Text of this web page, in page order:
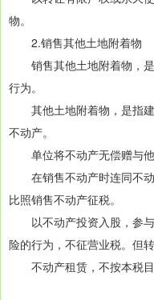
物。
2.销售其他土地附着物
销售其他土地附着物，是
行为。
其他土地附着物，是指建
不动产。
单位将不动产无偿赠与他
在销售不动产时连同不动
比照销售不动产征税。
以不动产投资入股，参与
险的行为，不征营业税。但
不动产租赁，不按本税目